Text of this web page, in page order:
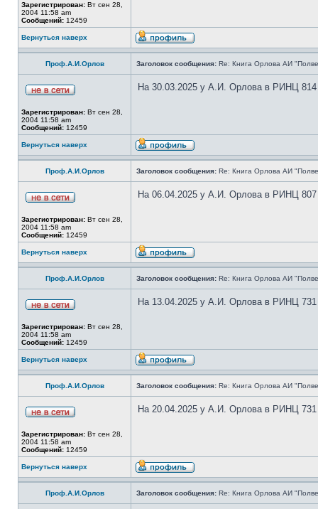
Зарегистрирован: Вт сен 28,
2004 11:58 am
Сообщений: 12459
Вернуться наверх
Проф.А.И.Орлов Заголовок сообщения: Re: Книга Орлова АИ
Зарегистрирован: Вт сен 28,
2004 11:58 am
Сообщений: 12459
На 30.03.2025 у А.И. Орлова в РИНЦ 814
Вернуться наверх
Проф.А.И.Орлов Заголовок сообщения: Re: Книга Орлова АИ
Зарегистрирован: Вт сен 28,
2004 11:58 am
Сообщений: 12459
На 06.04.2025 у А.И. Орлова в РИНЦ 807
Вернуться наверх
Проф.А.И.Орлов Заголовок сообщения: Re: Книга Орлова АИ
Зарегистрирован: Вт сен 28,
2004 11:58 am
Сообщений: 12459
На 13.04.2025 у А.И. Орлова в РИНЦ 731
Вернуться наверх
Проф.А.И.Орлов Заголовок сообщения: Re: Книга Орлова АИ
Зарегистрирован: Вт сен 28,
2004 11:58 am
Сообщений: 12459
На 20.04.2025 у А.И. Орлова в РИНЦ 731
Вернуться наверх
Проф.А.И.Орлов Заголовок сообщения: Re: Книга Орлова АИ